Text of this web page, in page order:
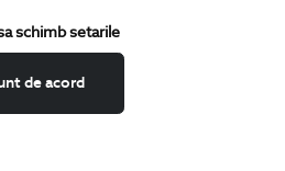
de acord
schimb setarile
datelor